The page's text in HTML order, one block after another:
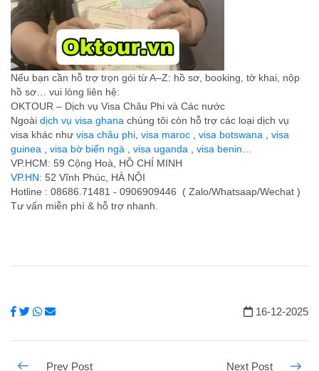
Nếu bạn cần hỗ trợ trọn gói từ A–Z: hồ sơ, booking, tờ khai, nộp
hồ sơ… vui lòng liên hệ:
OKTOUR – Dịch vụ Visa Châu Phi và Các nước
Ngoài dịch vụ visa ghana chúng tôi còn hỗ trợ các loại dịch vụ
visa khác như visa châu phi, visa maroc , visa botswana , visa
guinea , visa bờ biển ngà , visa uganda , visa benin…
VP.HCM: 59 Cộng Hoà, HỒ CHÍ MINH
VP.HN: 52 Vĩnh Phúc, HÀ NỘI
Hotline : 08686.71481 - 0906909446 ( Zalo/Whatsaap/Wechat )
Tư vấn miễn phí & hỗ trợ nhanh.
16-12-2025